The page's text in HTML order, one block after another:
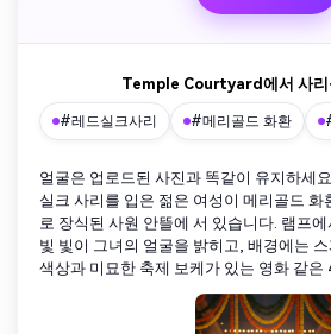
Temple Courtyard에서 사리
#레드실크사리 #메리골드 화환
얼굴은 업로드된 사진과 똑같이 유지하세
실크 사리를 입은 젊은 여성이 메리골드
로 장식된 사원 안뜰에 서 있습니다. 램프
빛 빛이 그녀의 얼굴을 밝히고, 배경에는
색상과 미묘한 축제 보케가 있는 영화 같은